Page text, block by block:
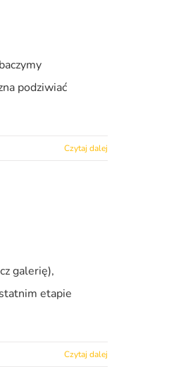
podziwiać
Czytaj dalej
galerię),
etapie
Czytaj dalej